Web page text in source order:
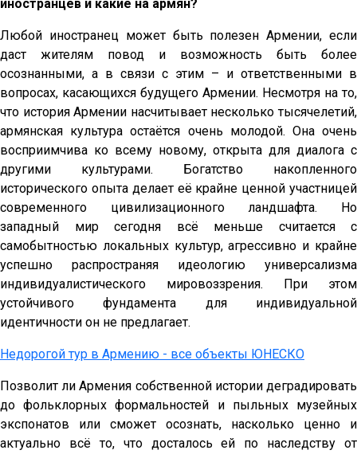
иностранцев и какие на армян?
Любой иностранец может быть полезен Армении, если
даст жителям повод и возможность быть более
осознанными, а в связи с этим – и ответственными в
вопросах, касающихся будущего Армении. Несмотря на то,
что история Армении насчитывает несколько тысячелетий,
армянская культура остаётся очень молодой. Она очень
восприимчива ко всему новому, открыта для диалога с
другими культурами. Богатство накопленного
исторического опыта делает её крайне ценной участницей
современного цивилизационного ландшафта. Но
западный мир сегодня всё меньше считается с
самобытностью локальных культур, агрессивно и крайне
успешно распространяя идеологию универсализма
индивидуалистического мировоззрения. При этом
устойчивого фундамента для индивидуальной
идентичности он не предлагает.
Недорогой тур в Армению - все объекты ЮНЕСКО
Позволит ли Армения собственной истории деградировать
до фольклорных формальностей и пыльных музейных
экспонатов или сможет осознать, насколько ценно и
актуально всё то, что досталось ей по наследству от